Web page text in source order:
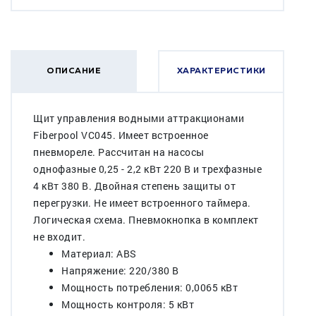
ОПИСАНИЕ ХАРАКТЕРИСТИКИ
Щит управления водными аттракционами
Fiberpool VC045. Имеет встроенное
пневмореле. Рассчитан на насосы
однофазные 0,25 - 2,2 кВт 220 В и трехфазные
4 кВт 380 В. Двойная степень защиты от
перегрузки. Не имеет встроенного таймера.
Логическая схема. Пневмокнопка в комплект
не входит.
Материал: ABS
Напряжение: 220/380 В
Мощность потребления: 0,0065 кВт
Мощность контроля: 5 кВт